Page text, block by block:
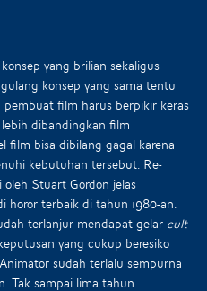
yang brilian sekaligus
konsep yang sama tentu
pembuat film harus berpikir keras
dibandingkan film
film bisa dibilang gagal karena
kebutuhan tersebut. Re-
oleh Stuart Gordon jelas
horor terbaik di tahun 1980-an.
terlanjur mendapat gelar cult
yang cukup beresiko
sudah terlalu sempurna
Tak sampai lima tahun